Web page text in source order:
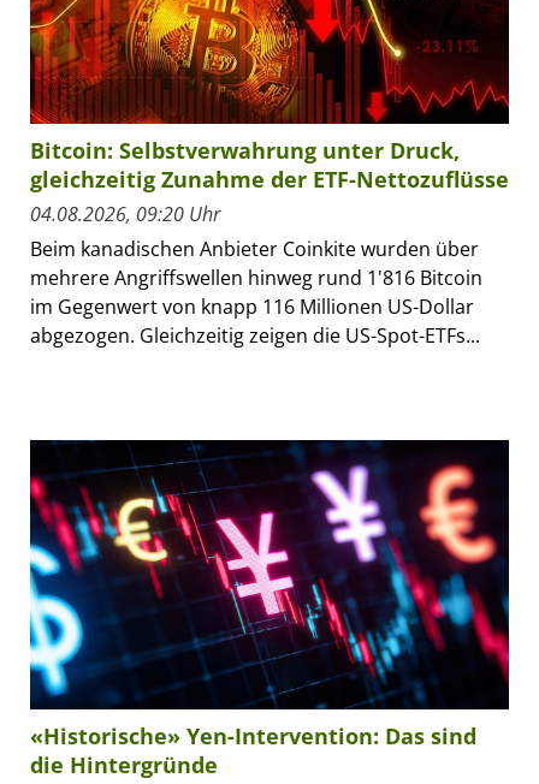
Bitcoin: Selbstverwahrung unter Druck,
gleichzeitig Zunahme der ETF-Nettozuflüsse
04.08.2026, 09:20 Uhr
Beim kanadischen Anbieter Coinkite wurden über
mehrere Angriffswellen hinweg rund 1'816 Bitcoin
im Gegenwert von knapp 116 Millionen US-Dollar
abgezogen. Gleichzeitig zeigen die US-Spot-ETFs...
«Historische» Yen-Intervention: Das sind
die Hintergründe